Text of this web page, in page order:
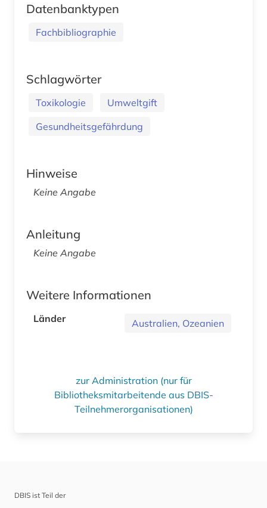
Datenbanktypen
Fachbibliographie
Schlagwörter
Toxikologie
Umweltgift
Gesundheitsgefährdung
Hinweise
Keine Angabe
Anleitung
Keine Angabe
Weitere Informationen
Länder Australien, Ozeanien
zur Administration (nur für
Bibliotheksmitarbeitende aus DBIS-
Teilnehmerorganisationen)
DBIS ist Teil der